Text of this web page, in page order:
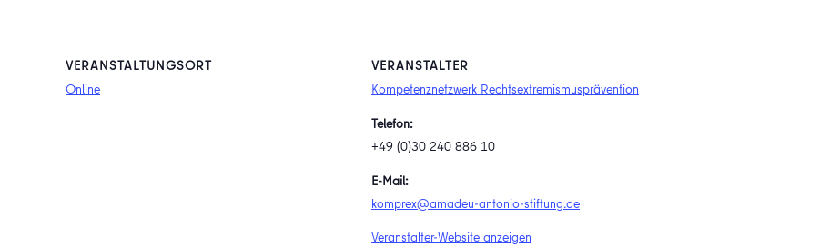
VERANSTALTUNGSORT
Online
VERANSTALTER
Kompetenznetzwerk Rechtsextremismusprävention
Telefon:
+49 (0)30 240 886 10
E-Mail:
komprex@amadeu-antonio-stiftung.de
Veranstalter-Website anzeigen